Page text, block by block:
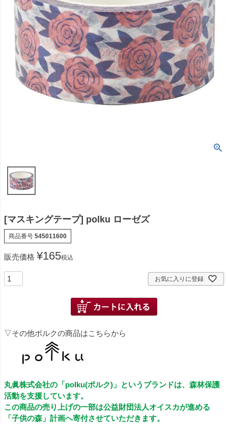
[マスキングテープ] polku ローゼズ
商品番号 545011600
販売価格 ¥165税込
お気に入りに登録
▽その他ポルクの商品はこちらから
丸眞株式会社の「polku(ポルク)」というブランドは、森林保護
活動を支援しています。
この商品の売り上げの一部は公益財団法人オイスカが進める
「子供の森」計画へ寄付させていただきます。